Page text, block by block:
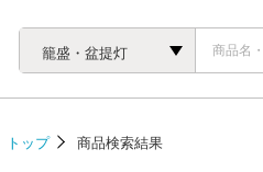
籠盛・盆提灯
トップ 商品検索結果